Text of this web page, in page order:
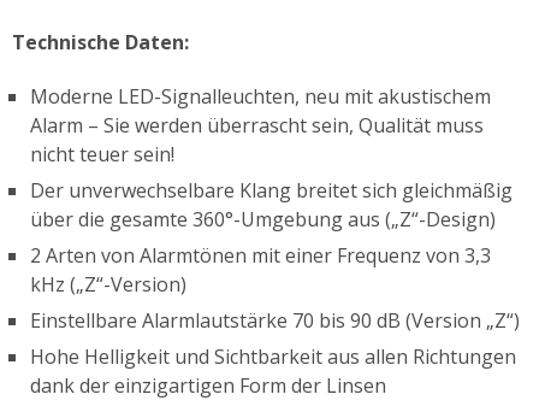
Technische Daten:
Moderne LED-Signalleuchten, neu mit akustischem
Alarm – Sie werden überrascht sein, Qualität muss
nicht teuer sein!
Der unverwechselbare Klang breitet sich gleichmäßig
über die gesamte 360°-Umgebung aus („Z“-Design)
2 Arten von Alarmtönen mit einer Frequenz von 3,3
kHz („Z“-Version)
Einstellbare Alarmlautstärke 70 bis 90 dB (Version „Z“)
Hohe Helligkeit und Sichtbarkeit aus allen Richtungen
dank der einzigartigen Form der Linsen